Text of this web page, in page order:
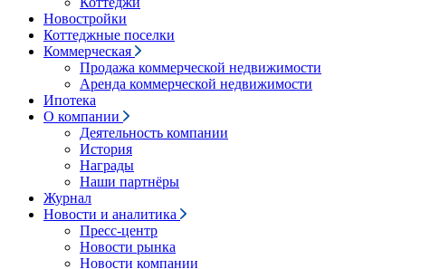
Новостройки
Коттеджные поселки
Коммерческая
Продажа коммерческой недвижимости
Аренда коммерческой недвижимости
Ипотека
О компании
Деятельность компании
История
Награды
Наши партнёры
Журнал
Новости и аналитика
Пресс-центр
Новости рынка
Новости компании